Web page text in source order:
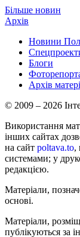
Більше новин
Архів
Новини
Блоги
Архів
© 2009 – 2026
Використання
інших сайтах
на сайт poltava.to,
системами; у
редакцією.
Матеріали,
основі.
Матеріали,
публікуються за